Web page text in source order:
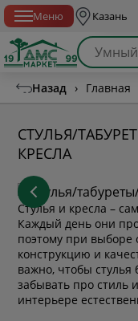
Меню Казань
Назад › Главная
СТУЛЬЯ/
КРЕСЛА
Стулья и кресла –
Каждый день они
поэтому при выборе
конструкцию и
важно, чтобы
забывать про стиль
интерьере